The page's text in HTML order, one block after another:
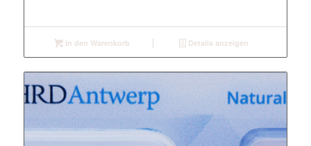
In den Warenkorb Details anzeigen